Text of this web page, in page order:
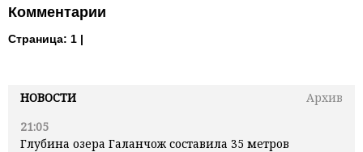
НОВОСТИ
Архив
21:05
Глубина озера Галанчож составила 35 метров
Комментарии
Страница: 1 |